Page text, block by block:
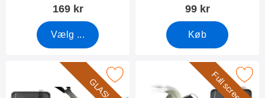
169 kr
Vælg ...
99 kr
Køb
GLAS!
Marker glasbeskyttelse OnePlus 13R som favoritFull screen!
Marker full Frame Glasbeskyttelse